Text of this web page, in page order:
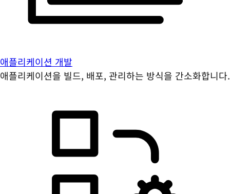
애플리케이션 개발
애플리케이션을 빌드, 배포, 관리하는 방식을 간소화합니다.